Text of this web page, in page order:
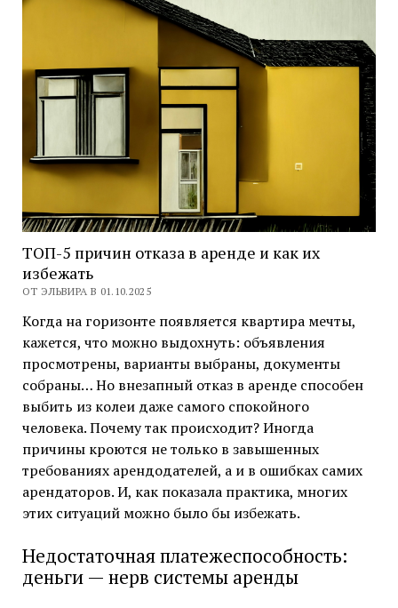
ТОП-5 причин отказа в аренде и как их
избежать
ОТ ЭЛЬВИРА В 01.10.2025
Когда на горизонте появляется квартира мечты,
кажется, что можно выдохнуть: объявления
просмотрены, варианты выбраны, документы
собраны… Но внезапный отказ в аренде способен
выбить из колеи даже самого спокойного
человека. Почему так происходит? Иногда
причины кроются не только в завышенных
требованиях арендодателей, а и в ошибках самих
арендаторов. И, как показала практика, многих
этих ситуаций можно было бы избежать.
Недостаточная платежеспособность:
деньги — нерв системы аренды